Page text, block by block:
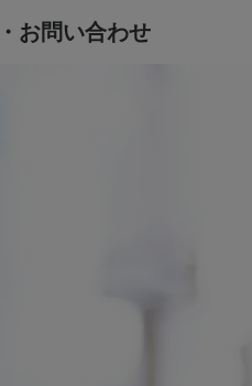
お問い合わせ